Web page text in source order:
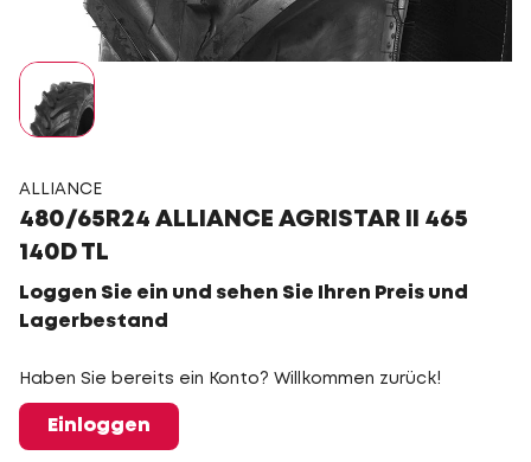
ALLIANCE
480/65R24 ALLIANCE AGRISTAR II 465
140D TL
Loggen Sie ein und sehen Sie Ihren Preis und
Lagerbestand
Haben Sie bereits ein Konto? Willkommen zurück!
Einloggen